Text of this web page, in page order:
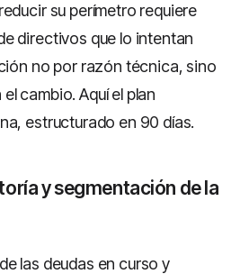
su perímetro requiere
directivos que lo intentan
no por razón técnica, sino
cambio. Aquí el plan
estructurado en 90 días.
y segmentación de la
las deudas en curso y